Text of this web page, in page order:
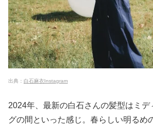
出典： 白石麻衣Instagram
2024年、最新の白石さんの髪型はミデ
グの間といった感じ。春らしい明るめ